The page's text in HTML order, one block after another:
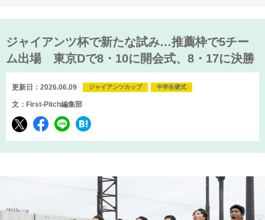
ジャイアンツ杯で新たな試み…推薦枠で5チー
ム出場 東京Dで8・10に開会式、8・17に決勝
更新日：2026.06.09 ジャイアンツカップ 中学生硬式
文：First-Pitch編集部